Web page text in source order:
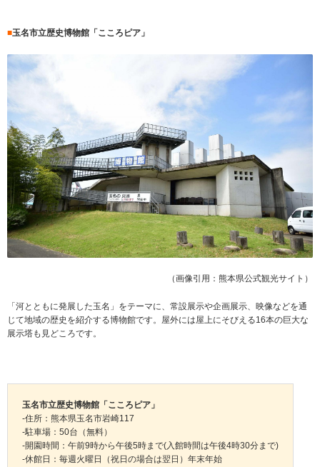
■玉名市立歴史博物館「こころピア」
（画像引用：熊本県公式観光サイト）
「河とともに発展した玉名」をテーマに、常設展示や企画展示、映像などを通
じて地域の歴史を紹介する博物館です。屋外には屋上にそびえる16本の巨大な
展示塔も見どころです。
玉名市立歴史博物館「こころピア」
-住所：熊本県玉名市岩崎117
-駐車場：50台（無料）
-開園時間：午前9時から午後5時まで(入館時間は午後4時30分まで)
-休館日：毎週火曜日（祝日の場合は翌日）年末年始